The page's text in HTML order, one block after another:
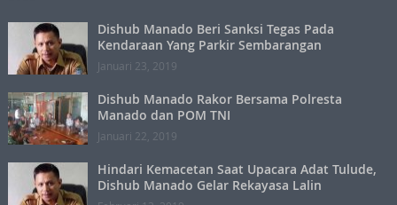
Dishub Manado Beri Sanksi Tegas Pada
Kendaraan Yang Parkir Sembarangan
Januari 23, 2019
Dishub Manado Rakor Bersama Polresta
Manado dan POM TNI
Januari 22, 2019
Hindari Kemacetan Saat Upacara Adat Tulude,
Dishub Manado Gelar Rekayasa Lalin